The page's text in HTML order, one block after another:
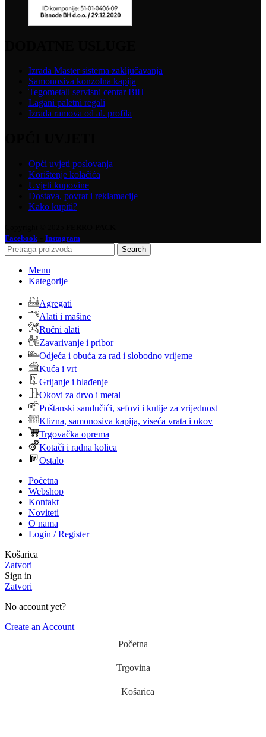
Izrada Master sistema zaključavanja
Samonosiva konzolna kapija
Tegometall servisni centar BiH
Lagani paletni regali
Izrada ramova od al. profila
Opći uvjeti poslovanja
Korištenje kolačića
Uvjeti kupovine
Dostava, povrat i reklamacije
Kako kupiti?
Facebook
Instagram
Search
Menu
Kategorije
Agregati
Alati i mašine
Ručni alati
Zavarivanje i pribor
Odjeća i obuća za rad i slobodno vrijeme
Kuća i vrt
Grijanje i hlađenje
Okovi za drvo i metal
Poštanski sandučići, sefovi i kutije za vrijednost
Klizna, samonosiva kapija, viseća vrata i okov
Trgovačka oprema
Kotači i radna kolica
Ostalo
Početna
Webshop
Kontakt
Noviteti
O nama
Login / Register
Košarica
Zatvori
Sign in
Zatvori
No account yet?
Create an Account
Početna
Trgovina
Košarica